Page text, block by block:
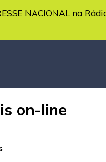
NACIONAL na
on-line